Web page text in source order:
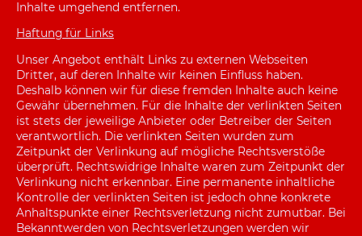
Inhalte umgehend entfernen.
Haftung für Links
Unser Angebot enthält Links zu externen Webseiten
Dritter, auf deren Inhalte wir keinen Einfluss haben.
Deshalb können wir für diese fremden Inhalte auch keine
Gewähr übernehmen. Für die Inhalte der verlinkten Seiten
ist stets der jeweilige Anbieter oder Betreiber der Seiten
verantwortlich. Die verlinkten Seiten wurden zum
Zeitpunkt der Verlinkung auf mögliche Rechtsverstöße
überprüft. Rechtswidrige Inhalte waren zum Zeitpunkt der
Verlinkung nicht erkennbar. Eine permanente inhaltliche
Kontrolle der verlinkten Seiten ist jedoch ohne konkrete
Anhaltspunkte einer Rechtsverletzung nicht zumutbar. Bei
Bekanntwerden von Rechtsverletzungen werden wir